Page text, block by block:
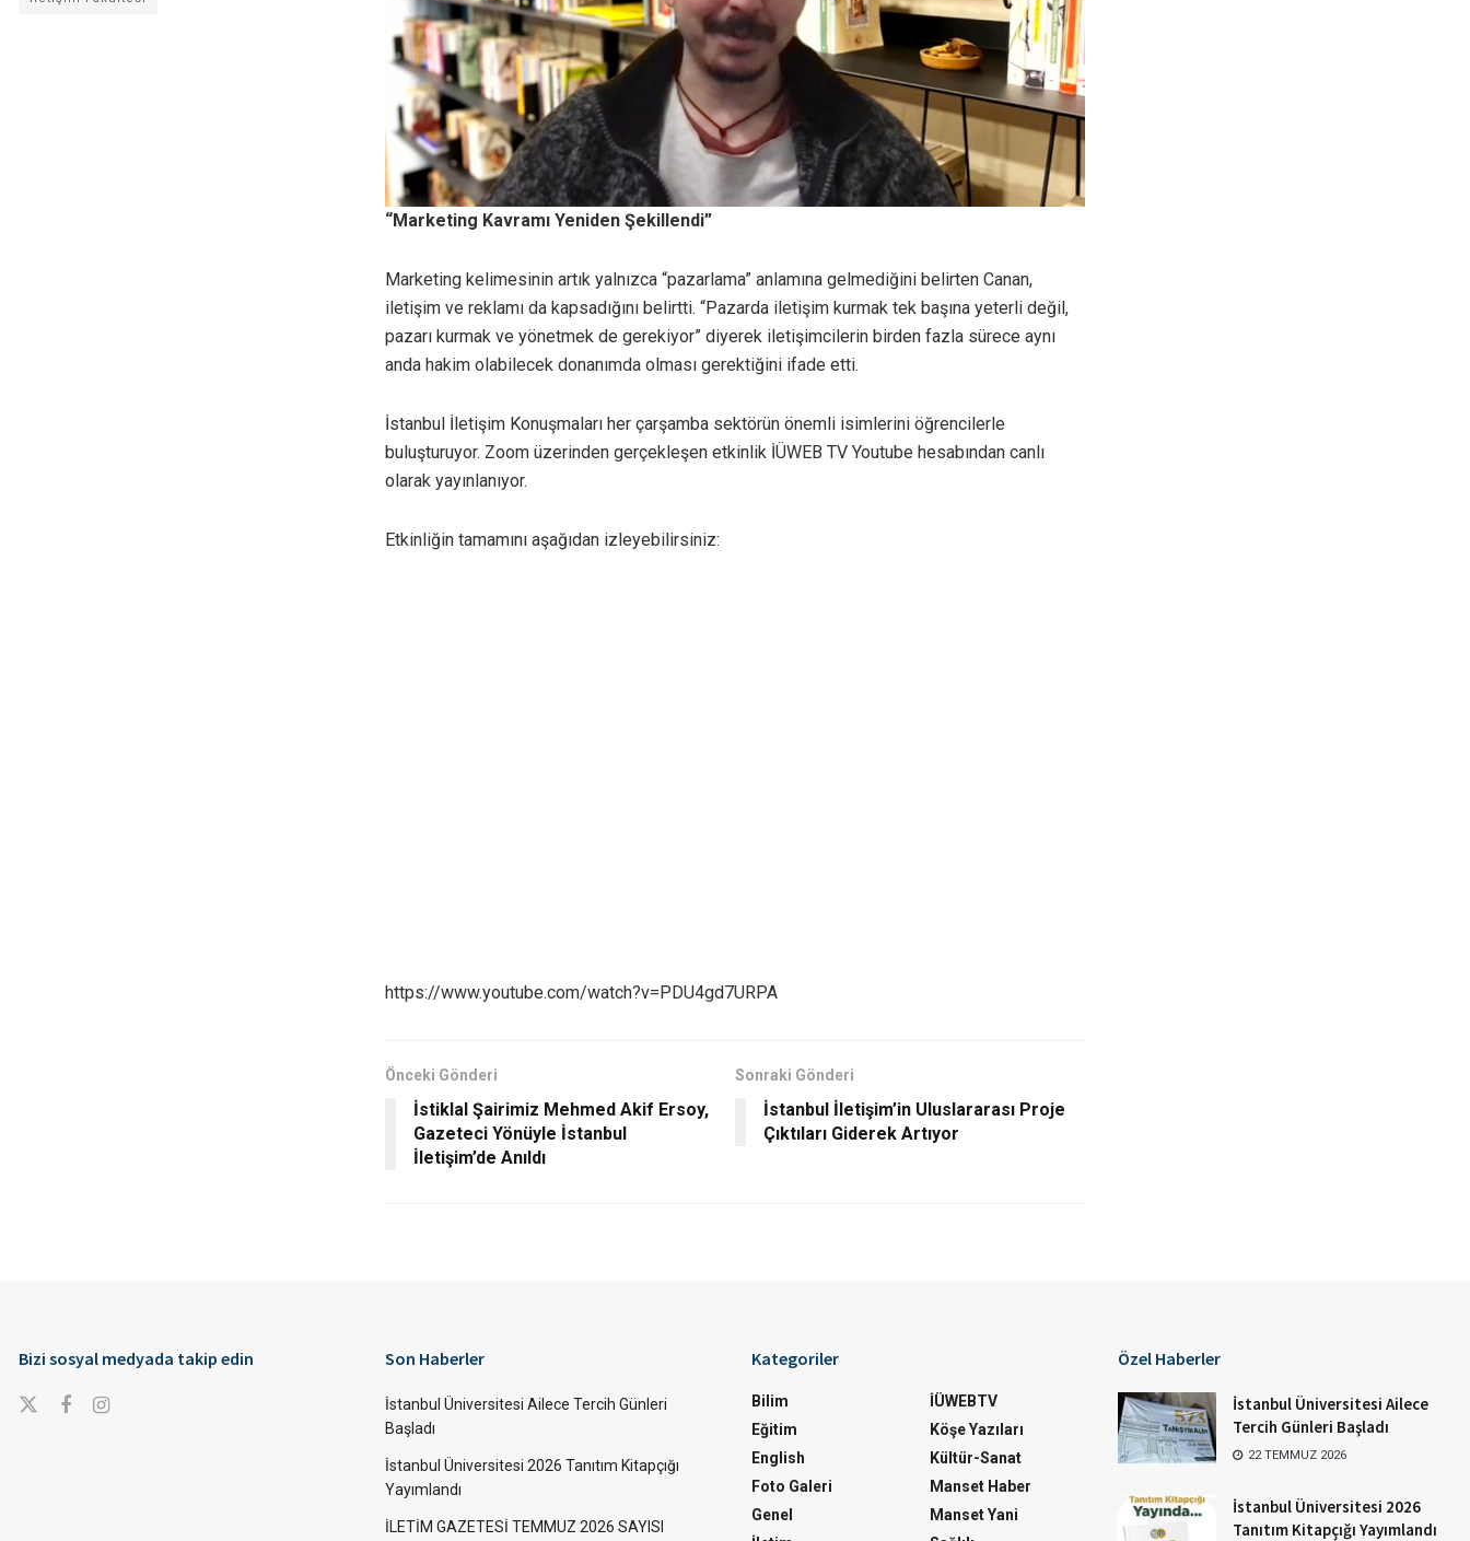
“Marketing Kavramı Yeniden Şekillendi”
Marketing kelimesinin artık yalnızca “pazarlama” anlamına gelmediğini belirten Canan,
iletişim ve reklamı da kapsadığını belirtti. “Pazarda iletişim kurmak tek başına yeterli değil,
pazarı kurmak ve yönetmek de gerekiyor” diyerek iletişimcilerin birden fazla sürece aynı
anda hakim olabilecek donanımda olması gerektiğini ifade etti.
İstanbul İletişim Konuşmaları her çarşamba sektörün önemli isimlerini öğrencilerle
buluşturuyor. Zoom üzerinden gerçekleşen etkinlik İÜWEB TV Youtube hesabından canlı
olarak yayınlanıyor.
Etkinliğin tamamını aşağıdan izleyebilirsiniz:
https://www.youtube.com/watch?v=PDU4gd7URPA
Önceki Gönderi
İstiklal Şairimiz Mehmed Akif Ersoy,
Gazeteci Yönüyle İstanbul
İletişim’de Anıldı
Sonraki Gönderi
İstanbul İletişim’in Uluslararası Proje
Çıktıları Giderek Artıyor
Bizi sosyal medyada takip edin Son Haberler
İstanbul Üniversitesi Ailece Tercih Günleri
Başladı
İstanbul Üniversitesi 2026 Tanıtım Kitapçığı
Yayımlandı
İLETİM GAZETESİ TEMMUZ 2026 SAYISI
Kategoriler
Bilim
Eğitim
English
Foto Galeri
Genel
İÜWEBTV
Köşe Yazıları
Kültür-Sanat
Manset Haber
Manset Yani
Özel Haberler
İstanbul Üniversitesi Ailece
Tercih Günleri Başladı
22 TEMMUZ 2026
İstanbul Üniversitesi 2026
Tanıtım Kitapçığı Yayımlandı